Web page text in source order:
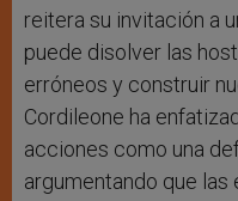
reitera su invitación a
puede disolver las
erróneos y construir
Cordileone ha
acciones como una
argumentando que las